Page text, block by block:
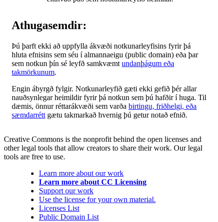
Athugasemdir:
Þú þarft ekki að uppfylla ákvæði notkunarleyfisins fyrir þá
hluta efnisins sem séu í almannaeigu (public domain) eða þar
sem notkun þín sé leyfð samkvæmt undanþágum eða
takmörkunum.
Engin ábyrgð fylgir. Notkunarleyfið gæti ekki gefið þér allar
nauðsynlegar heimildir fyrir þá notkun sem þú hafðir í huga. Til
dæmis, önnur réttarákvæði sem varða birtingu, friðhelgi, eða
sæmdarrétt gætu takmarkað hvernig þú getur notað efnið.
Creative Commons is the nonprofit behind the open licenses and
other legal tools that allow creators to share their work. Our legal
tools are free to use.
Learn more about our work
Learn more about CC Licensing
Support our work
Use the license for your own material.
Licenses List
Public Domain List